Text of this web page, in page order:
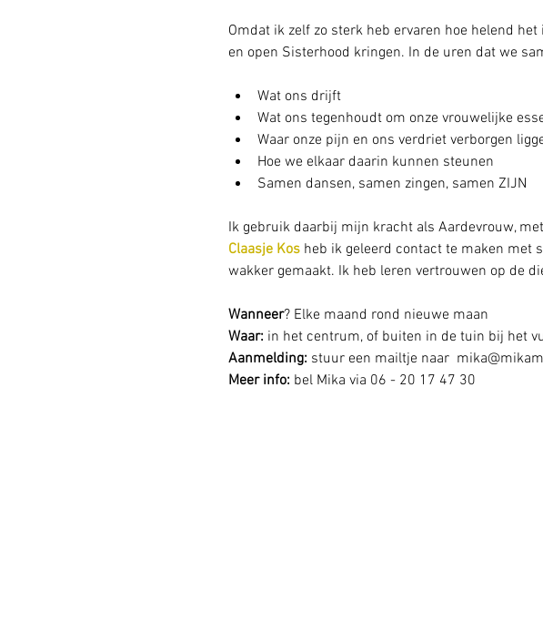
Omdat ik zelf zo sterk heb ervaren hoe helend
en open Sisterhood kringen. In de uren dat we
Wat ons drijft
Wat ons tegenhoudt om onze vrouwelijke
Waar onze pijn en ons verdriet verborgen
Hoe we elkaar daarin kunnen steunen
Samen dansen, samen zingen, samen ZIJN
Ik gebruik daarbij mijn kracht als Aardevrouw,
Claasje Kos heb ik geleerd contact te maken met
wakker gemaakt. Ik heb leren vertrouwen op de
Wanneer? Elke maand rond nieuwe maan
Waar: in het centrum, of buiten in de tuin bij het
Aanmelding: stuur een mailtje naar
Meer info: bel Mika via 06 - 20 17 47 30